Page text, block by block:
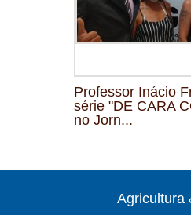
Professor Inácio
série "DE CARA
no Jorn...
Agricultura